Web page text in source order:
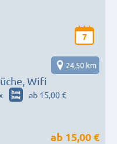
7
Wifi
24,50 km
ab 15,00 €
ab 15,00 €